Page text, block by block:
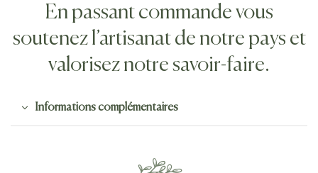
En passant commande vous
soutenez l’artisanat de notre pays et
valorisez notre savoir-faire.
Informations complémentaires